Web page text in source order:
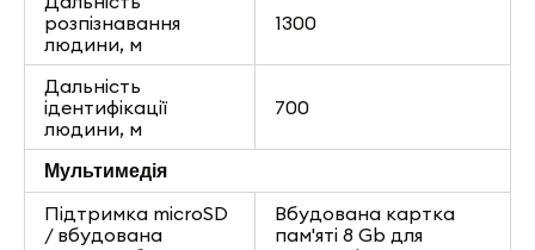
розпізнавання
людини, м
1300
Дальність
ідентифікації
людини, м
700
Мультимедія
Підтримка microSD
/ вбудована
Вбудована картка
пам'яті 8 Gb для